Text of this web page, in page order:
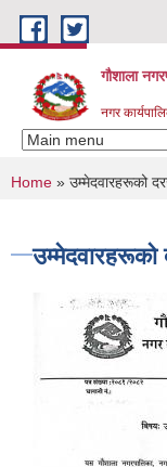
Skip to main content
गौशाला
नगर
You are
Home » उम्मेदवारहरूको